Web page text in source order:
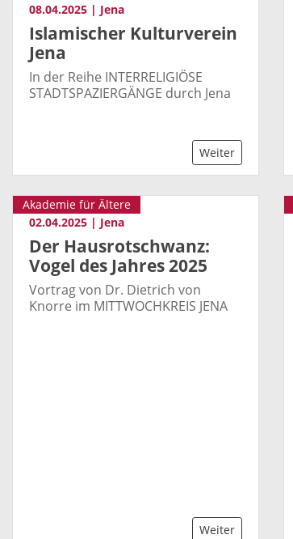
08.04.2025 | Jena
Islamischer Kulturverein
Jena
In der Reihe INTERRELIGIÖSE
STADTSPAZIERGÄNGE durch Jena
Weiter
Akademie für Ältere
02.04.2025 | Jena
Der Hausrotschwanz:
Vogel des Jahres 2025
Vortrag von Dr. Dietrich von
Knorre im MITTWOCHKREIS JENA
Weiter